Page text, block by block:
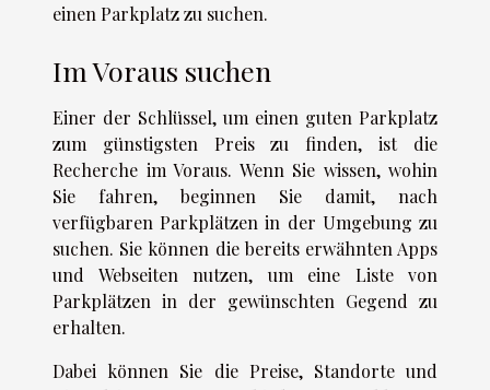
einen Parkplatz zu suchen.
Im Voraus suchen
Einer der Schlüssel, um einen guten Parkplatz
zum günstigsten Preis zu finden, ist die
Recherche im Voraus. Wenn Sie wissen, wohin
Sie fahren, beginnen Sie damit, nach
verfügbaren Parkplätzen in der Umgebung zu
suchen. Sie können die bereits erwähnten Apps
und Webseiten nutzen, um eine Liste von
Parkplätzen in der gewünschten Gegend zu
erhalten.
Dabei können Sie die Preise, Standorte und